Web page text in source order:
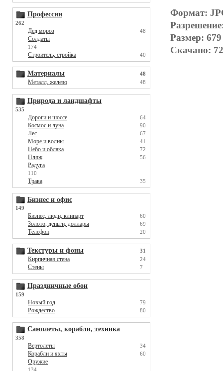
Профессии
262
Дед мороз 48
Солдаты
174
Строитель, стройка 40
Материалы 48
Металл, железо 48
Природа и ландшафты
535
Дороги и шоссе 64
Космос и луна 90
Лес 67
Море и волны 41
Небо и облака 72
Пляж 56
Радуга
110
Трава 35
Бизнес и офис
149
Бизнес, люди, клипарт 60
Золото, деньги, доллары 69
Телефон 20
Текстуры и фоны 31
Кирпичная стена 24
Стены 7
Праздничные обои
159
Новый год 79
Рождество 80
Самолеты, корабли, техника
358
Вертолеты 34
Корабли и яхты 60
Оружие
134
Формат:
Размер:
Скачано: